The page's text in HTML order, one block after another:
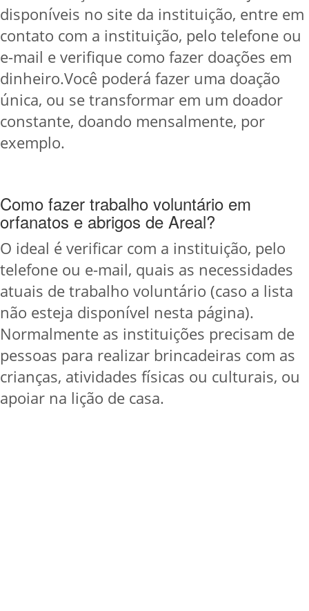
disponíveis no site da instituição, entre em
contato com a instituição, pelo telefone ou
e-mail e verifique como fazer doações em
dinheiro.Você poderá fazer uma doação
única, ou se transformar em um doador
constante, doando mensalmente, por
exemplo.
Como fazer trabalho voluntário em
orfanatos e abrigos de Areal?
O ideal é verificar com a instituição, pelo
telefone ou e-mail, quais as necessidades
atuais de trabalho voluntário (caso a lista
não esteja disponível nesta página).
Normalmente as instituições precisam de
pessoas para realizar brincadeiras com as
crianças, atividades físicas ou culturais, ou
apoiar na lição de casa.